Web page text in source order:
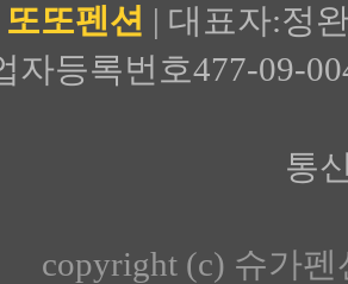
또펜션 | 대표자:정
자등록번호477-09-
통
copyright (c) 슈가펜